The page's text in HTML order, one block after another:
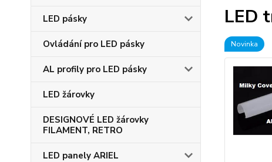
LED pásky
Ovládání pro LED pásky
AL profily pro LED pásky
LED žárovky
DESIGNOVÉ LED žárovky
FILAMENT, RETRO
LED panely ARIEL
LED
Novinka